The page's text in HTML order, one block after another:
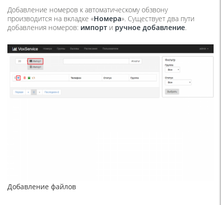
Добавление номеров к автоматическому обзвону
производится на вкладке «Номера». Существует два пути
добавления номеров: импорт и ручное добавление.
Добавление файлов